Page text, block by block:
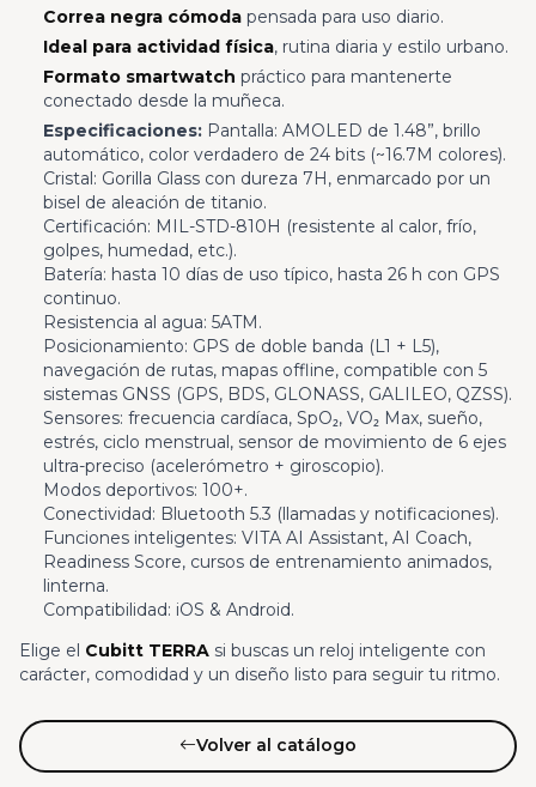
Correa negra cómodapensada para uso diario.
Ideal para actividad física, rutina diaria y estilo urbano.
Formato smartwatch práctico para mantenerte
conectado desde la muñeca.
Especificaciones: Pantalla: AMOLED de 1.48”, brillo
automático, color verdadero de 24 bits (~16.7M colores).
Cristal: Gorilla Glass con dureza 7H, enmarcado por un
bisel de aleación de titanio.
Certificación: MIL-STD-810H (resistente al calor, frío,
golpes, humedad, etc.).
Batería: hasta 10 días de uso típico, hasta 26 h con GPS
continuo.
Resistencia al agua: 5ATM.
Posicionamiento: GPS de doble banda (L1 + L5),
navegación de rutas, mapas offline, compatible con 5
sistemas GNSS (GPS, BDS, GLONASS, GALILEO, QZSS).
Sensores: frecuencia cardíaca, SpO₂, VO₂ Max, sueño,
estrés, ciclo menstrual, sensor de movimiento de 6 ejes
ultra-preciso (acelerómetro + giroscopio).
Modos deportivos: 100+.
Conectividad: Bluetooth 5.3 (llamadas y notificaciones).
Funciones inteligentes: VITA AI Assistant, AI Coach,
Readiness Score, cursos de entrenamiento animados,
linterna.
Compatibilidad: iOS & Android.
Elige el Cubitt TERRA si buscas un reloj inteligente con
carácter, comodidad y un diseño listo para seguir tu ritmo.
Volver al catálogo